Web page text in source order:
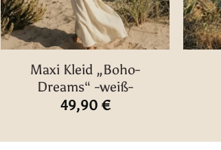
Maxi Kleid „Boho-
Dreams“ -weiß-
49,90 €